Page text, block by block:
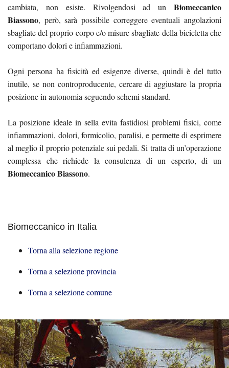
cambiata, non esiste. Rivolgendosi ad un Biomeccanico
Biassono, però, sarà possibile correggere eventuali angolazioni
sbagliate del proprio corpo e/o misure sbagliate della bicicletta che
comportano dolori e infiammazioni.
Ogni persona ha fisicità ed esigenze diverse, quindi è del tutto
inutile, se non controproducente, cercare di aggiustare la propria
posizione in autonomia seguendo schemi standard.
La posizione ideale in sella evita fastidiosi problemi fisici, come
infiammazioni, dolori, formicolio, paralisi, e permette di esprimere
al meglio il proprio potenziale sui pedali. Si tratta di un’operazione
complessa che richiede la consulenza di un esperto, di un
Biomeccanico Biassono.
Biomeccanico in Italia
Torna alla selezione regione
Torna a selezione provincia
Torna a selezione comune